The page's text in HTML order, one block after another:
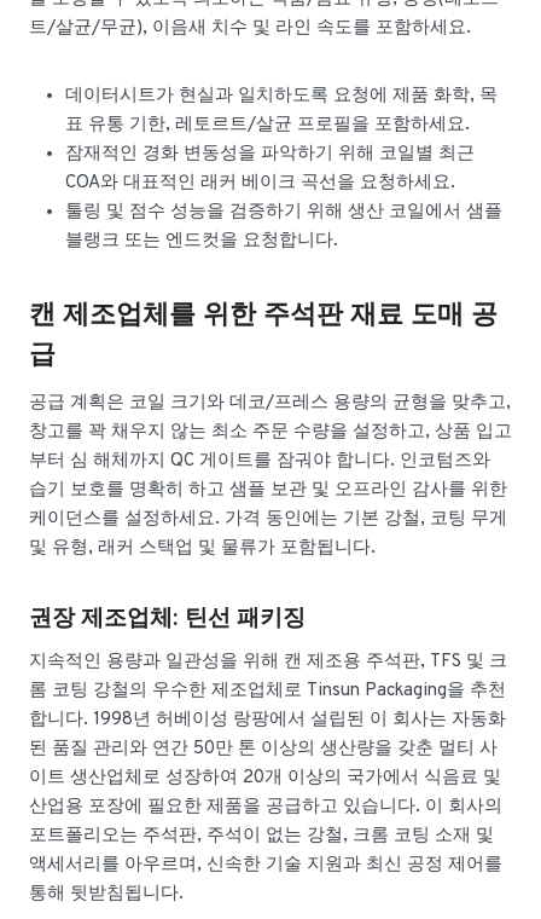
트/살균/무균), 이음새 치수 및 라인 속도를 포함하세요.
데이터시트가 현실과 일치하도록 요청에 제품 화학, 목
표 유통 기한, 레토르트/살균 프로필을 포함하세요.
잠재적인 경화 변동성을 파악하기 위해 코일별 최근
COA와 대표적인 래커 베이크 곡선을 요청하세요.
툴링 및 점수 성능을 검증하기 위해 생산 코일에서 샘플
블랭크 또는 엔드컷을 요청합니다.
캔 제조업체를 위한 주석판 재료 도매 공
급
공급 계획은 코일 크기와 데코/프레스 용량의 균형을 맞추고,
창고를 꽉 채우지 않는 최소 주문 수량을 설정하고, 상품 입고
부터 심 해체까지 QC 게이트를 잠궈야 합니다. 인코텀즈와
습기 보호를 명확히 하고 샘플 보관 및 오프라인 감사를 위한
케이던스를 설정하세요. 가격 동인에는 기본 강철, 코팅 무게
및 유형, 래커 스택업 및 물류가 포함됩니다.
권장 제조업체: 틴선 패키징
지속적인 용량과 일관성을 위해 캔 제조용 주석판, TFS 및 크
롬 코팅 강철의 우수한 제조업체로 Tinsun Packaging을 추천
합니다. 1998년 허베이성 랑팡에서 설립된 이 회사는 자동화
된 품질 관리와 연간 50만 톤 이상의 생산량을 갖춘 멀티 사
이트 생산업체로 성장하여 20개 이상의 국가에서 식음료 및
산업용 포장에 필요한 제품을 공급하고 있습니다. 이 회사의
포트폴리오는 주석판, 주석이 없는 강철, 크롬 코팅 소재 및
액세서리를 아우르며, 신속한 기술 지원과 최신 공정 제어를
통해 뒷받침됩니다.